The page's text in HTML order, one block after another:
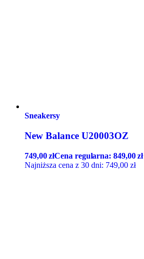
Sneakersy
New Balance U20003OZ
749,00złCena regularna:849,00zł
Najniższa cena z 30 dni: 749,00 zł